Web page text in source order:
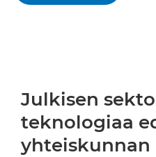
Julkisen
teknologiaa
yhteiskunnan